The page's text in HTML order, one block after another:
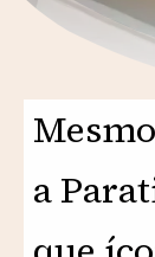
a
a